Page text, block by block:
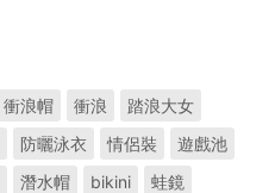
衝浪帽 衝浪
踏浪大女
防曬泳衣 情侶裝
遊戲池
潛水帽 bikini
蛙鏡